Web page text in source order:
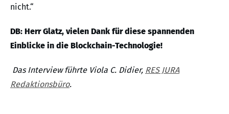
nicht.“
DB: Herr Glatz, vielen Dank für diese spannenden
Einblicke in die Blockchain-Technologie!
Das Interview führte Viola C. Didier, RES JURA
Redaktionsbüro.